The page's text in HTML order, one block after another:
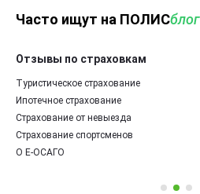
Часто ищут на ПОЛИСблог
Отзывы по страховкам
Туристическое страхование
Ипотечное страхование
Страхование от невыезда
Страхование спортсменов
О Е-ОСАГО